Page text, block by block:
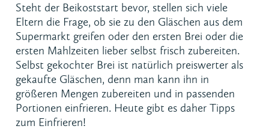
Steht der Beikoststart bevor, stellen sich viele
Eltern die Frage, ob sie zu den Gläschen aus dem
Supermarkt greifen oder den ersten Brei oder die
ersten Mahlzeiten lieber selbst frisch zubereiten.
Selbst gekochter Brei ist natürlich preiswerter als
gekaufte Gläschen, denn man kann ihn in
größeren Mengen zubereiten und in passenden
Portionen einfrieren. Heute gibt es daher Tipps
zum Einfrieren!